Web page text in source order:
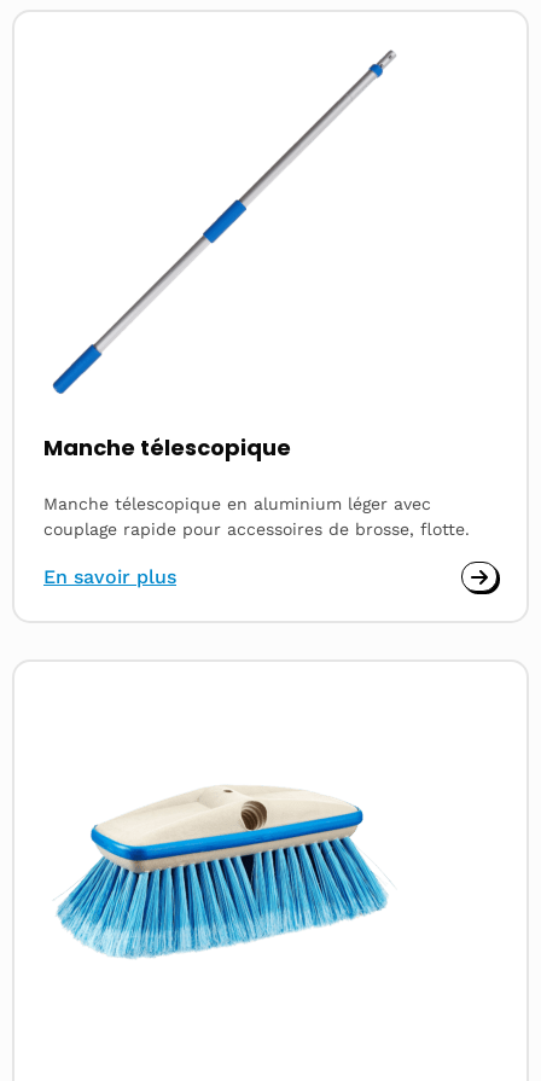
Manche télescopique
Manche télescopique en aluminium léger avec
couplage rapide pour accessoires de brosse, flotte.
En savoir plus
Read
Read